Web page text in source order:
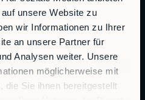
unsere Website zu
wir Informationen zu Ihrer
an unsere Partner für
Analysen weiter. Unsere
möglicherweise mit
die Sie ihnen bereitgestellt
TX 78753